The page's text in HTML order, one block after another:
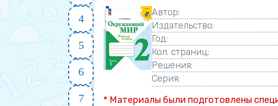
4
5
6
7
Автор:
Издательство:
Год:
Кол. страниц:
Решения:
Серия:
* Материалы были подготовлены